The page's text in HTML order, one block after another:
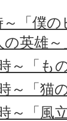
～「僕
英雄～
～「も
～「猫
～「風